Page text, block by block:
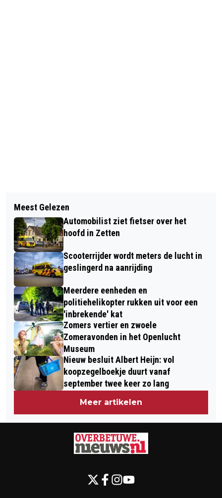
KINDEREN VANAF 2027 GRATIS MET
OV, KORTING 65-PLUSSERS
VERDWIJNT
BIJNA 2100 VROUWEN LOPEN 50 KM
TIJDENS VIERDAAGSE
Meest Gelezen
Automobilist ziet fietser over het
hoofd in Zetten
Scooterrijder wordt meters de lucht in
geslingerd na aanrijding
Meerdere eenheden en
politiehelikopter rukken uit voor een
'inbrekende' kat
Zomers vertier en zwoele
Zomeravonden in het Openlucht
Museum
Nieuw besluit Albert Heijn: vol
koopzegelboekje duurt vanaf
september twee keer zo lang
Meer artikelen